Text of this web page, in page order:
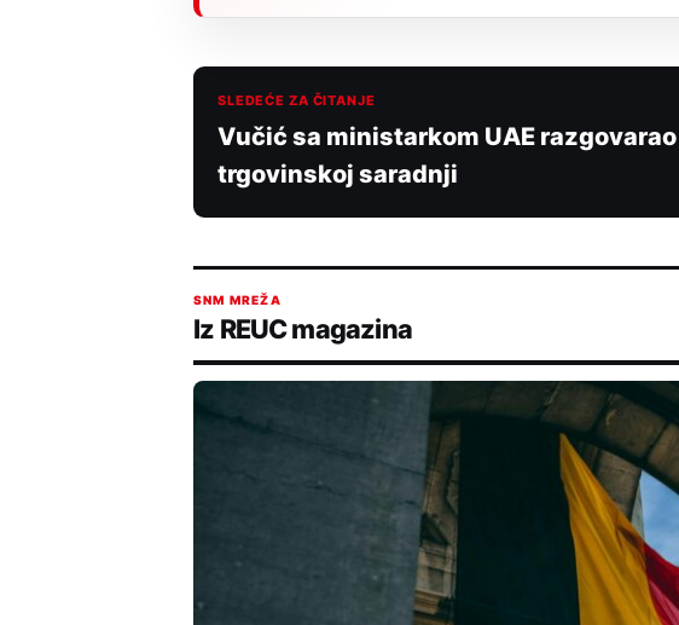
SLEDEĆE ZA ČITANJE
Vučić sa ministarkom UAE
trgovinskoj saradnji
SNM MREŽA
Iz REUC magazina